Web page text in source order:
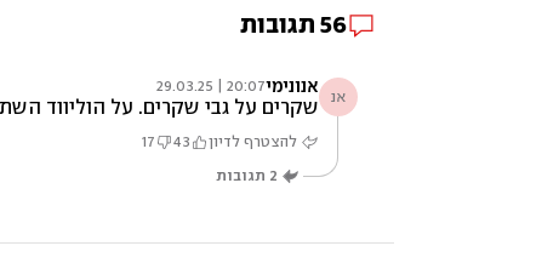
56 תגובות
אנ אנונימי20:07 | 29.03.25
שקרים על גבי שקרים. על הוליווד
להצטרף לדיון 43
17
2 תגובות